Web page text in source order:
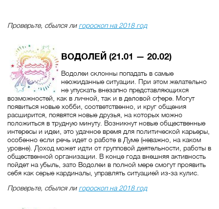
Проверьте, сбылся ли гороскоп на 2018 год
ВОДОЛЕЙ (21.01 — 20.02)
Водолеи склонны попадать в самые
неожиданные ситуации. При этом желательно
не упускать внезапно представляющихся
возможностей, как в личной, так и в деловой сфере. Могут
появиться новые хобби, соответственно, и круг общения
расширится, появятся новые друзья, на которых можно
положиться в трудную минуту. Возникнут новые общественные
интересы и идеи, это удачное время для политической карьеры,
особенно если речь идет о работе в Думе (неважно, на каком
уровне). Доход может идти от групповой деятельности, работы в
общественной организации. В конце года внешняя активность
пойдет на убыль, зато Водолеи в полной мере смогут проявить
себя как серые кардиналы, управлять ситуацией из-за кулис.
Проверьте, сбылся ли гороскоп на 2018 год